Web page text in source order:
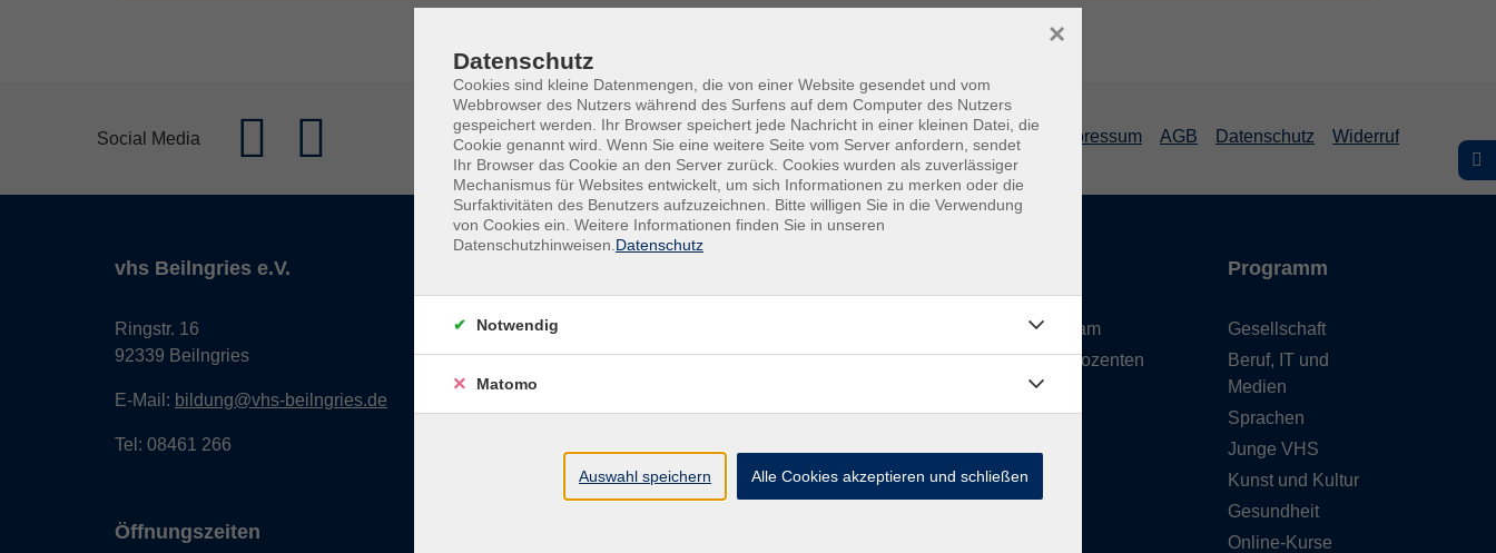
Social Media Impressum AGB Datenschutz Widerruf
vhs Beilngries e.V.
Ringstr. 16
92339 Beilngries
E-Mail: bildung@vhs-beilngries.de
Tel: 08461 266
Öffnungszeiten
Unser Team
Unsere Dozenten
Gebäude
Programm
Gesellschaft
Beruf, IT und
Medien
Sprachen
Junge VHS
Kunst und Kultur
Gesundheit
Online-Kurse
Datenschutz
Cookies sind kleine Datenmengen, die von einer Website gesendet und vom
Webbrowser des Nutzers während des Surfens auf dem Computer des Nutzers
gespeichert werden. Ihr Browser speichert jede Nachricht in einer kleinen Datei, die
Cookie genannt wird. Wenn Sie eine weitere Seite vom Server anfordern, sendet
Ihr Browser das Cookie an den Server zurück. Cookies wurden als zuverlässiger
Mechanismus für Websites entwickelt, um sich Informationen zu merken oder die
Surfaktivitäten des Benutzers aufzuzeichnen. Bitte willigen Sie in die Verwendung
von Cookies ein. Weitere Informationen finden Sie in unseren
Datenschutzhinweisen. Datenschutz
×
Notwendig
Matomo
Auswahl speichern Alle Cookies akzeptieren und schließen